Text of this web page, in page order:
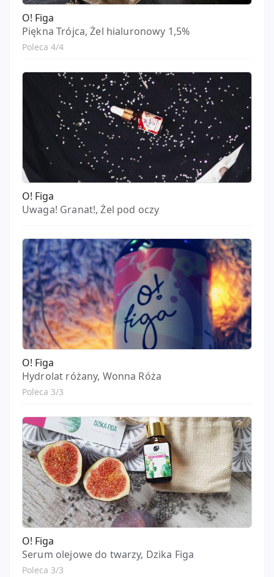
O! Figa
Piękna Trójca, Żel hialuronowy 1,5%
Poleca 4/4
O! Figa
Uwaga! Granat!, Żel pod oczy
O! Figa
Hydrolat różany, Wonna Róża
Poleca 3/3
O! Figa
Serum olejowe do twarzy, Dzika Figa
Poleca 3/3